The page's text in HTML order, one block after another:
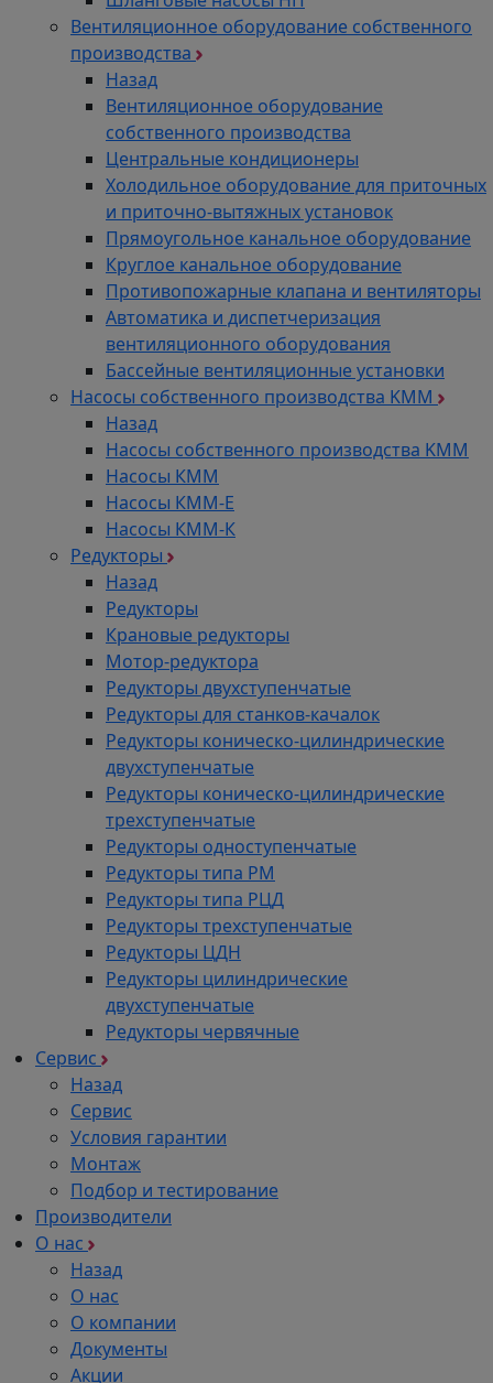
Вентиляционное оборудование собственного
производства
Назад
Вентиляционное оборудование
собственного производства
Центральные кондиционеры
Холодильное оборудование для приточных
и приточно-вытяжных установок
Прямоугольное канальное оборудование
Круглое канальное оборудование
Противопожарные клапана и вентиляторы
Автоматика и диспетчеризация
вентиляционного оборудования
Бассейные вентиляционные установки
Насосы собственного производства KMM
Назад
Насосы собственного производства KMM
Насосы КММ
Насосы КММ-Е
Насосы КММ-К
Редукторы
Назад
Редукторы
Крановые редукторы
Мотор-редуктора
Редукторы двухступенчатые
Редукторы для станков-качалок
Редукторы коническо-цилиндрические
двухступенчатые
Редукторы коническо-цилиндрические
трехступенчатые
Редукторы одноступенчатые
Редукторы типа РМ
Редукторы типа РЦД
Редукторы трехступенчатые
Редукторы ЦДН
Редукторы цилиндрические
двухступенчатые
Редукторы червячные
Сервис
Назад
Сервис
Условия гарантии
Монтаж
Подбор и тестирование
Производители
О нас
Назад
О нас
О компании
Документы
Акции